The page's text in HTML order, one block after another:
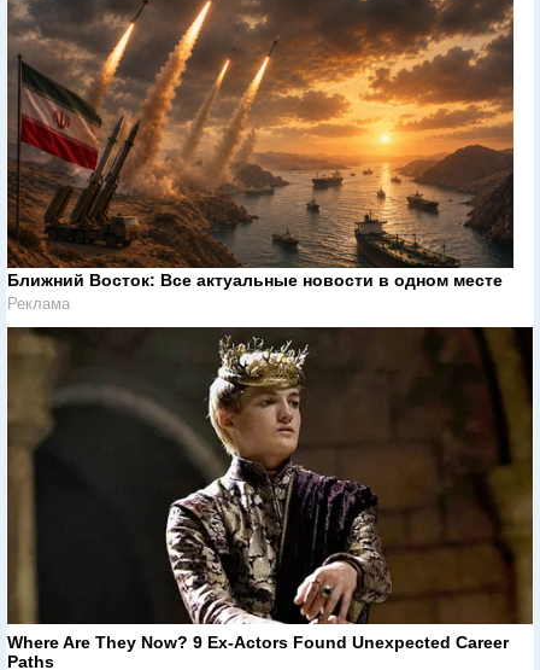
Ближний Восток: Все актуальные новости в одном месте
Реклама
Where Are They Now? 9 Ex-Actors Found Unexpected Career
Paths